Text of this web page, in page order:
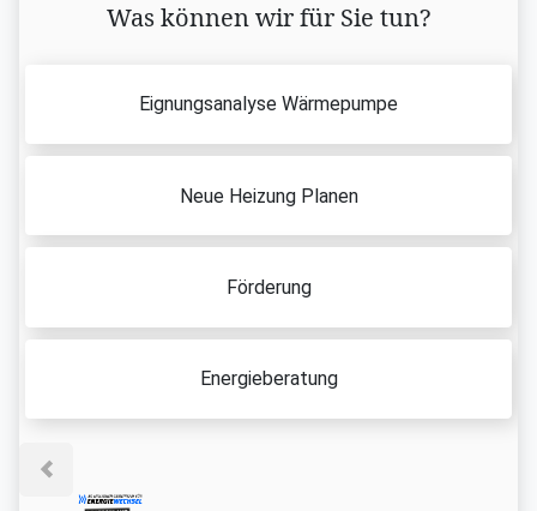
Was können wir für Sie tun?
Eignungsanalyse Wärmepumpe
Neue Heizung Planen
Förderung
Energieberatung